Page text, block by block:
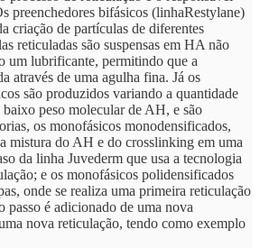
preenchedores bifásicos (linhaRestylane)
criação de partículas de diferentes
reticuladas são suspensas em HA não
um lubrificante, permitindo que a
através de uma agulha fina. Já os
são produzidos variando a quantidade
peso molecular de AH, e são
os monofásicos monodensificados,
mistura do AH e do crosslinking em uma
da linha Juvederm que usa a tecnologia
e os monofásicos polidensificados
onde se realiza uma primeira reticulação
passo é adicionado de uma nova
nova reticulação, tendo como exemplo